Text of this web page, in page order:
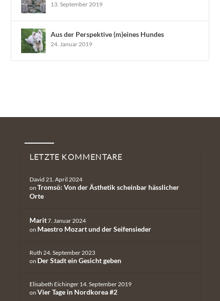
13. September 2019
Aus der Perspektive (m)eines Hundes
24. Januar 2019
Neueste Kommentare
LETZTE KOMMENTARE
David 21. April 2024
on Tromsö: Von der Ästhetik scheinbar hässlicher
Orte
Marit7. Januar 2024
on Maestro Mozart und der Seifensieder
Ruth 24. September 2023
on Der Stadt ein Gesicht geben
Elisabeth Eichinger 14. September 2019
on Vier Tage in Nordkorea #2